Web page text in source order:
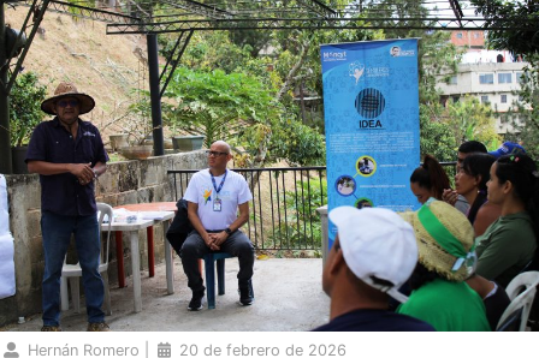
Hernán Romero 20 de febrero de 2026